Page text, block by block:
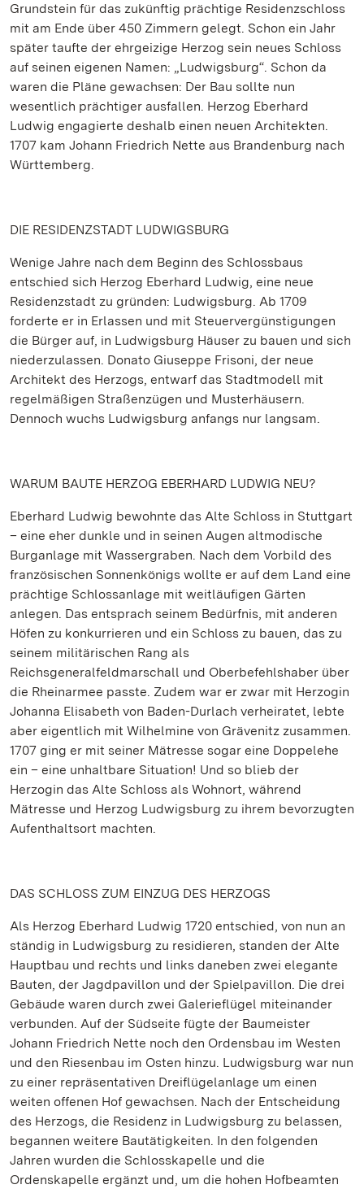
Grundstein für das zukünftig prächtige Residenzschloss
mit am Ende über 450 Zimmern gelegt. Schon ein Jahr
später taufte der ehrgeizige Herzog sein neues Schloss
auf seinen eigenen Namen: „Ludwigsburg“. Schon da
waren die Pläne gewachsen: Der Bau sollte nun
wesentlich prächtiger ausfallen. Herzog Eberhard
Ludwig engagierte deshalb einen neuen Architekten.
1707 kam Johann Friedrich Nette aus Brandenburg nach
Württemberg.
DIE RESIDENZSTADT LUDWIGSBURG
Wenige Jahre nach dem Beginn des Schlossbaus
entschied sich Herzog Eberhard Ludwig, eine neue
Residenzstadt zu gründen: Ludwigsburg. Ab 1709
forderte er in Erlassen und mit Steuervergünstigungen
die Bürger auf, in Ludwigsburg Häuser zu bauen und sich
niederzulassen. Donato Giuseppe Frisoni, der neue
Architekt des Herzogs, entwarf das Stadtmodell mit
regelmäßigen Straßenzügen und Musterhäusern.
Dennoch wuchs Ludwigsburg anfangs nur langsam.
WARUM BAUTE HERZOG EBERHARD LUDWIG NEU?
Eberhard Ludwig bewohnte das Alte Schloss in Stuttgart
– eine eher dunkle und in seinen Augen altmodische
Burganlage mit Wassergraben. Nach dem Vorbild des
französischen Sonnenkönigs wollte er auf dem Land eine
prächtige Schlossanlage mit weitläufigen Gärten
anlegen. Das entsprach seinem Bedürfnis, mit anderen
Höfen zu konkurrieren und ein Schloss zu bauen, das zu
seinem militärischen Rang als
Reichsgeneralfeldmarschall und Oberbefehlshaber über
die Rheinarmee passte. Zudem war er zwar mit Herzogin
Johanna Elisabeth von Baden-Durlach verheiratet, lebte
aber eigentlich mit Wilhelmine von Grävenitz zusammen.
1707 ging er mit seiner Mätresse sogar eine Doppelehe
ein – eine unhaltbare Situation! Und so blieb der
Herzogin das Alte Schloss als Wohnort, während
Mätresse und Herzog Ludwigsburg zu ihrem bevorzugten
Aufenthaltsort machten.
DAS SCHLOSS ZUM EINZUG DES HERZOGS
Als Herzog Eberhard Ludwig 1720 entschied, von nun an
ständig in Ludwigsburg zu residieren, standen der Alte
Hauptbau und rechts und links daneben zwei elegante
Bauten, der Jagdpavillon und der Spielpavillon. Die drei
Gebäude waren durch zwei Galerieflügel miteinander
verbunden. Auf der Südseite fügte der Baumeister
Johann Friedrich Nette noch den Ordensbau im Westen
und den Riesenbau im Osten hinzu. Ludwigsburg war nun
zu einer repräsentativen Dreiflügelanlage um einen
weiten offenen Hof gewachsen. Nach der Entscheidung
des Herzogs, die Residenz in Ludwigsburg zu belassen,
begannen weitere Bautätigkeiten. In den folgenden
Jahren wurden die Schlosskapelle und die
Ordenskapelle ergänzt und, um die hohen Hofbeamten